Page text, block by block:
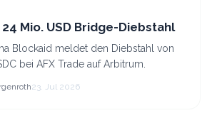
Mio. USD Bridge-Diebstahl
Blockaid meldet den Diebstahl von
bei AFX Trade auf Arbitrum.
23. Jul 2026